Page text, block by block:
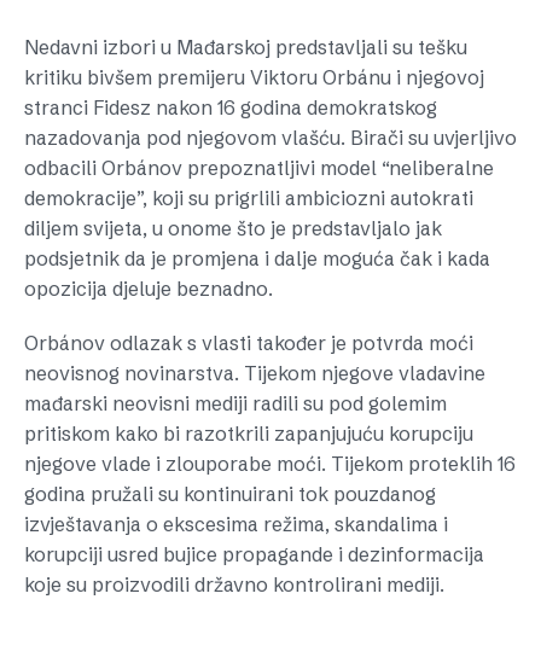
Nedavni izbori u Mađarskoj predstavljali su tešku
kritiku bivšem premijeru Viktoru Orbánu i njegovoj
stranci Fidesz nakon 16 godina demokratskog
nazadovanja pod njegovom vlašću. Birači su uvjerljivo
odbacili Orbánov prepoznatljivi model “neliberalne
demokracije”, koji su prigrlili ambiciozni autokrati
diljem svijeta, u onome što je predstavljalo jak
podsjetnik da je promjena i dalje moguća čak i kada
opozicija djeluje beznadno.
Orbánov odlazak s vlasti također je potvrda moći
neovisnog novinarstva. Tijekom njegove vladavine
mađarski neovisni mediji radili su pod golemim
pritiskom kako bi razotkrili zapanjujuću korupciju
njegove vlade i zlouporabe moći. Tijekom proteklih 16
godina pružali su kontinuirani tok pouzdanog
izvještavanja o ekscesima režima, skandalima i
korupciji usred bujice propagande i dezinformacija
koje su proizvodili državno kontrolirani mediji.